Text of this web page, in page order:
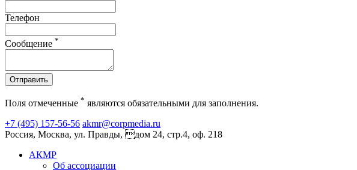
Телефон
Сообщение *
Отправить
Поля отмеченные * являются обязательными для заполнения.
+7 (495) 157-56-56 akmr@corpmedia.ru
Россия, Москва, ул. Правды, дом 24, стр.4, оф. 218
АКМР
Об ассоциации